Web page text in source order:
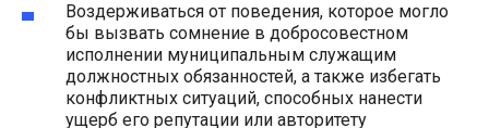
Воздерживаться от поведения, которое могло
бы вызвать сомнение в добросовестном
исполнении муниципальным служащим
должностных обязанностей, а также избегать
конфликтных ситуаций, способных нанести
ущерб его репутации или авторитету